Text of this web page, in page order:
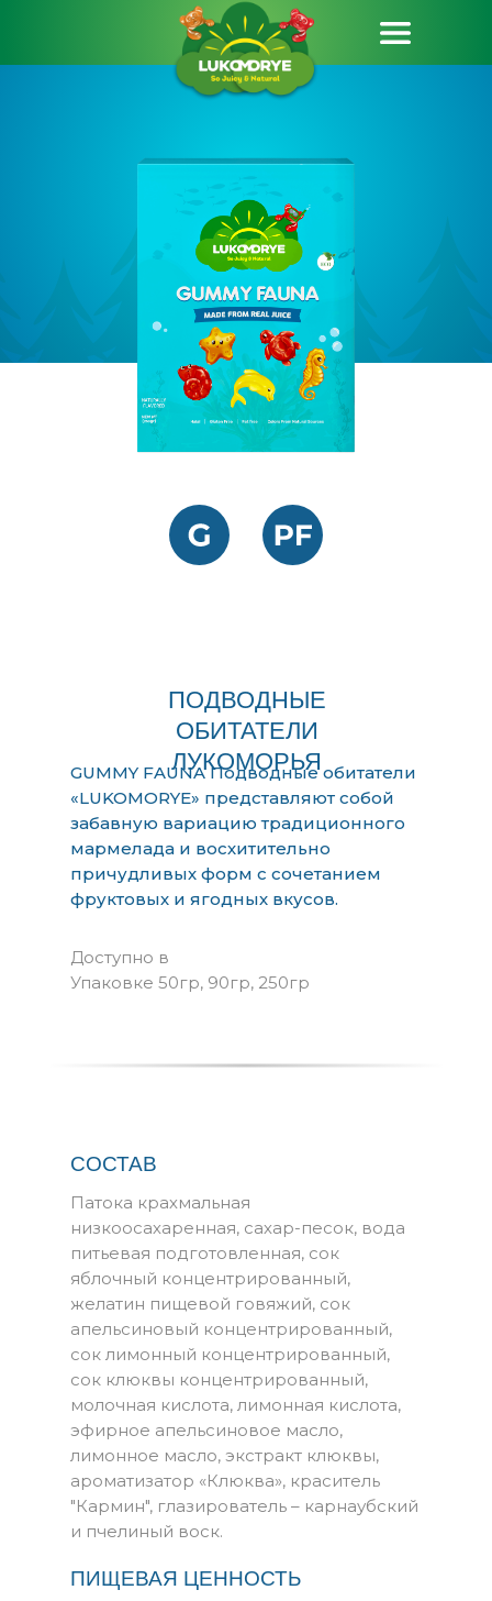
ПОДВОДНЫЕ
ОБИТАТЕЛИ
ЛУКОМОРЬЯ
GUMMY FAUNA Подводные обитатели
«LUKOMORYE» представляют собой
забавную вариацию традиционного
мармелада и восхитительно
причудливых форм с сочетанием
фруктовых и ягодных вкусов.
Доступно в
Упаковке 50гр, 90гр, 250гр
СОСТАВ
Патока крахмальная
низкоосахаренная, сахар-песок, вода
питьевая подготовленная, сок
яблочный концентрированный,
желатин пищевой говяжий, сок
апельсиновый концентрированный,
сок лимонный концентрированный,
сок клюквы концентрированный,
молочная кислота, лимонная кислота,
эфирное апельсиновое масло,
лимонное масло, экстракт клюквы,
ароматизатор «Клюква», краситель
"Кармин", глазирователь – карнаубский
и пчелиный воск.
ПИЩЕВАЯ ЦЕННОСТЬ